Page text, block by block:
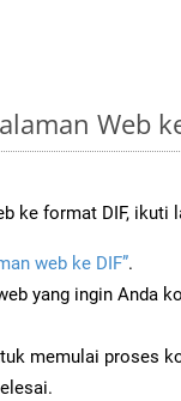
Web
ke format DIF, ikuti
web ke DIF”.
yang ingin Anda
memulai proses